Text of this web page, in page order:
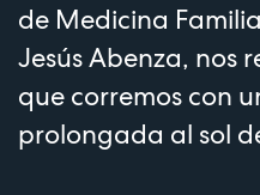
de Medicina
Jesús Abenza, nos
que corremos con
prolongada al sol